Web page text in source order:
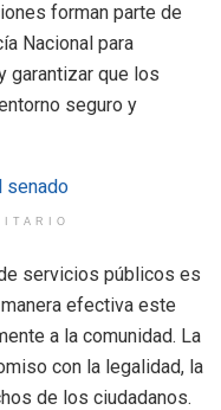
forman parte de
Nacional para
garantizar que los
seguro y
servicios públicos es
efectiva este
a la comunidad. La
con la legalidad, la
de los ciudadanos.